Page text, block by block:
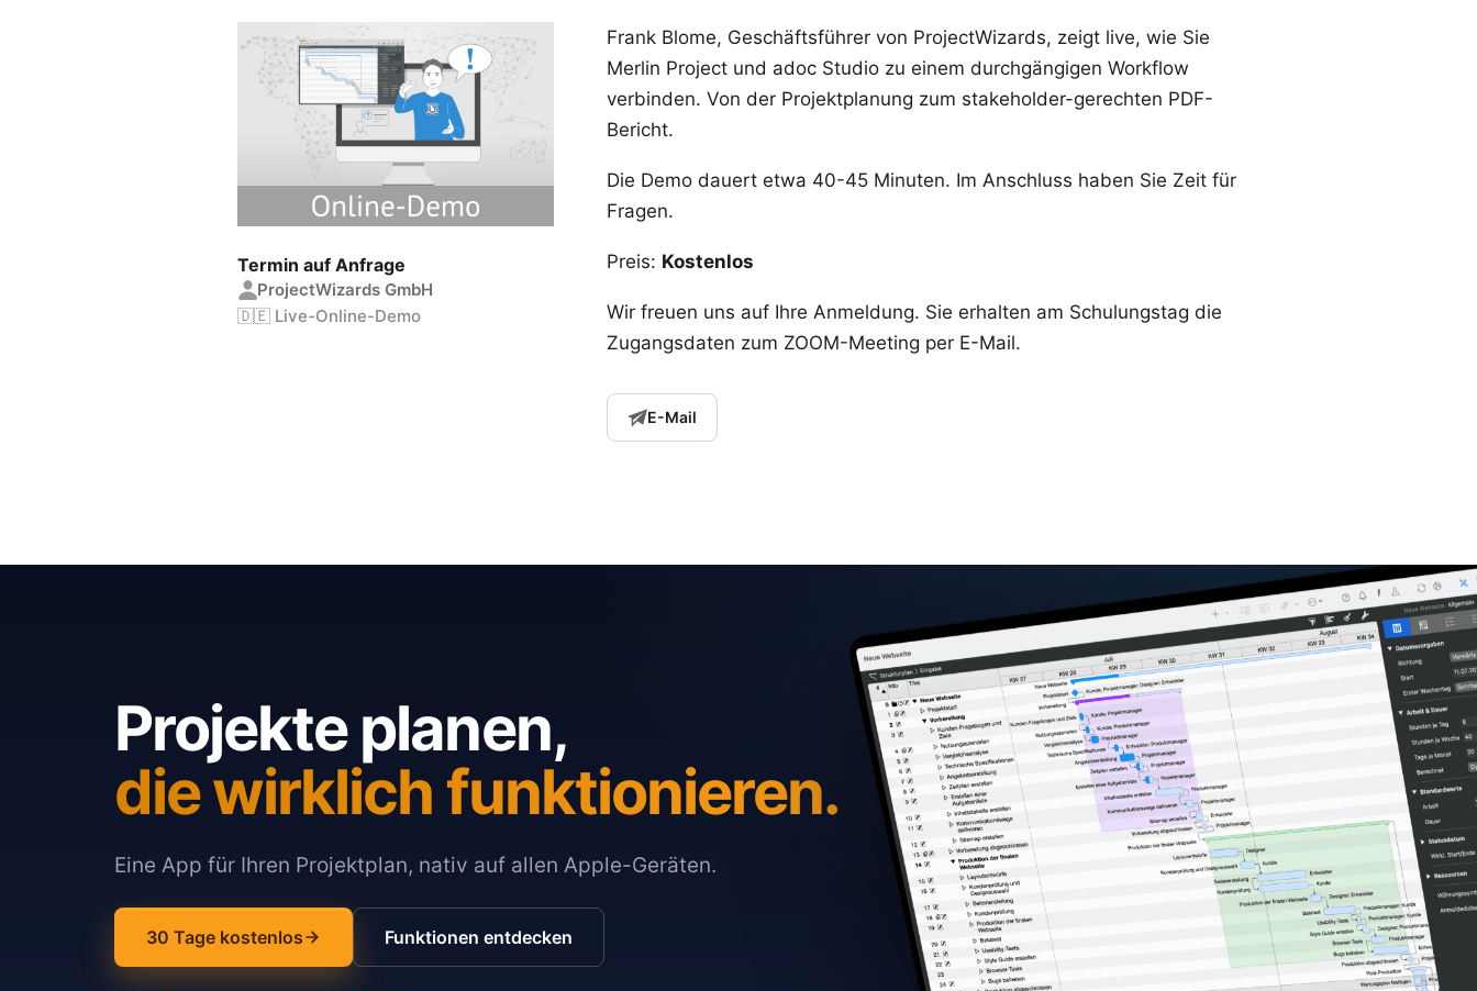
Termin auf Anfrage
ProjectWizards GmbH
🇩🇪 Live-Online-Demo
Frank Blome, Geschäftsführer von ProjectWizards, zeigt live, wie Sie
Merlin Project und adoc Studio zu einem durchgängigen Workflow
verbinden. Von der Projektplanung zum stakeholder-gerechten PDF-
Bericht.
Die Demo dauert etwa 40-45 Minuten. Im Anschluss haben Sie Zeit für
Fragen.
Preis: Kostenlos
Wir freuen uns auf Ihre Anmeldung. Sie erhalten am Schulungstag die
Zugangsdaten zum ZOOM-Meeting per E-Mail.
E-Mail
Projekte planen,
die wirklich funktionieren.
Eine App für Ihren Projektplan, nativ auf allen Apple-Geräten.
30 Tage kostenlos Funktionen entdecken